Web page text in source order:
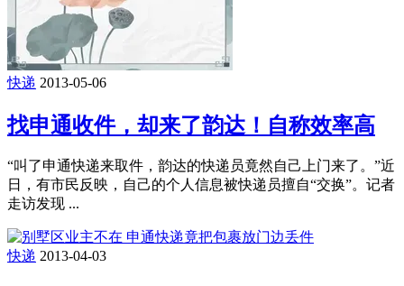
快递 2013-05-06
找申通收件，却来了韵达！自称效率高
“叫了申通快递来取件，韵达的快递员竟然自己上门来了。”近
日，有市民反映，自己的个人信息被快递员擅自“交换”。记者
走访发现 ...
快递 2013-04-03